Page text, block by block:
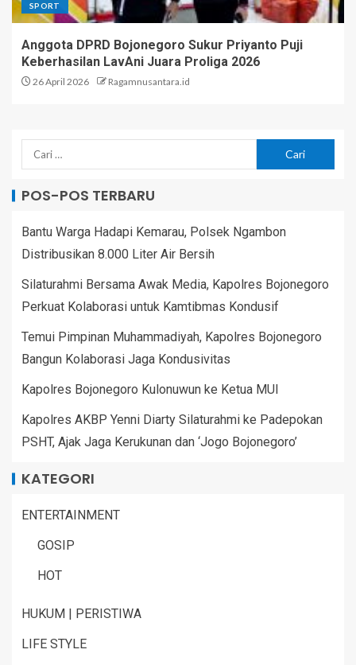
SPORT
Anggota DPRD Bojonegoro Sukur Priyanto Puji
Keberhasilan LavAni Juara Proliga 2026
26 April 2026 Ragamnusantara.id
POS-POS TERBARU
Bantu Warga Hadapi Kemarau, Polsek Ngambon
Distribusikan 8.000 Liter Air Bersih
Silaturahmi Bersama Awak Media, Kapolres Bojonegoro
Perkuat Kolaborasi untuk Kamtibmas Kondusif
Temui Pimpinan Muhammadiyah, Kapolres Bojonegoro
Bangun Kolaborasi Jaga Kondusivitas
Kapolres Bojonegoro Kulonuwun ke Ketua MUI
Kapolres AKBP Yenni Diarty Silaturahmi ke Padepokan
PSHT, Ajak Jaga Kerukunan dan ‘Jogo Bojonegoro’
KATEGORI
ENTERTAINMENT
GOSIP
HOT
HUKUM | PERISTIWA
LIFE STYLE